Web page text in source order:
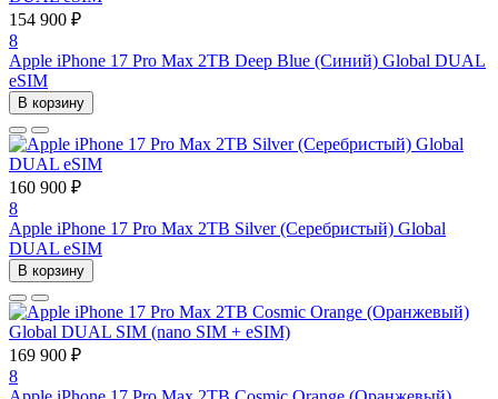
154 900 ₽
8
Apple iPhone 17 Pro Max 2TB Deep Blue (Синий) Global DUAL
eSIM
В корзину
160 900 ₽
8
Apple iPhone 17 Pro Max 2TB Silver (Серебристый) Global
DUAL eSIM
В корзину
169 900 ₽
8